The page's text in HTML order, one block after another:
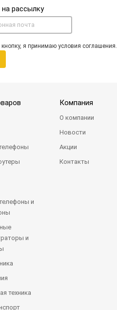
рассылку
я принимаю условия соглашения.
и
и
техника
Компания
О компании
Новости
Акции
Контакты